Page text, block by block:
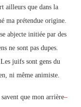
ailleurs que dans la
ma prétendue origine.
abjecte initiée par des
ne sont pas dupes.
juifs sont gens du
ni même animiste.
que mon arrière–